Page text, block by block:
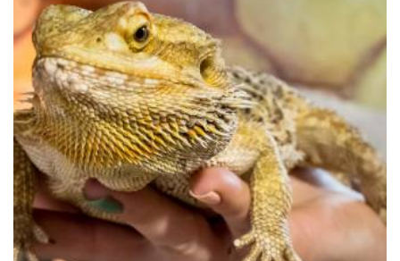
Park Edukacyjny Zoo –
Egzotyczne Kaszuby w
Tuchlinie